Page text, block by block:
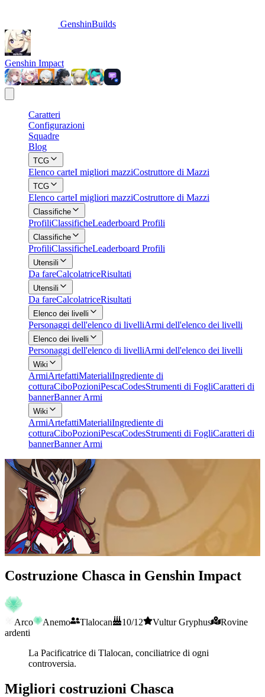
GenshinBuilds
Genshin Impact
Caratteri
Configurazioni
Squadre
Blog
TCG
Elenco carteI migliori mazziCostruttore di Mazzi
TCG
Elenco carteI migliori mazziCostruttore di Mazzi
Classifiche
ProfiliClassificheLeaderboard Profili
Classifiche
ProfiliClassificheLeaderboard Profili
Utensili
Da fareCalcolatriceRisultati
Utensili
Da fareCalcolatriceRisultati
Elenco dei livelli
Personaggi dell'elenco di livelliArmi dell'elenco dei livelli
Elenco dei livelli
Personaggi dell'elenco di livelliArmi dell'elenco dei livelli
Wiki
ArmiArtefattiMaterialiIngrediente di
cotturaCiboPozioniPescaCodesStrumenti di FogliCaratteri di
bannerBanner Armi
Wiki
ArmiArtefattiMaterialiIngrediente di
cotturaCiboPozioniPescaCodesStrumenti di FogliCaratteri di
bannerBanner Armi
Costruzione Chasca in Genshin Impact
Arco Anemo Tlalocan 10/12 Vultur Gryphus
Rovine
ardenti
La Pacificatrice di Tlalocan, conciliatrice di ogni
controversia.
Migliori costruzioni Chasca